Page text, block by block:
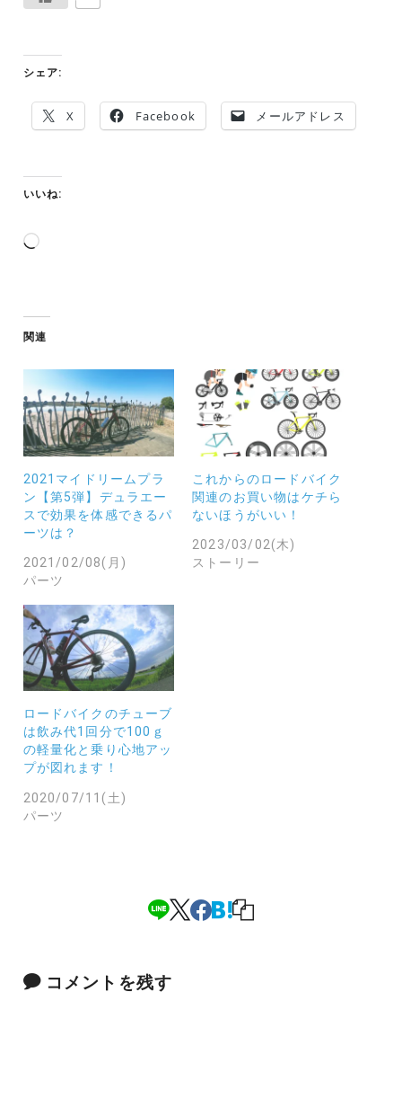
シェア:
X Facebook メールアドレス
いいね:
読
中…
関連
2021マイドリームプラ
ン【第5弾】デュラエー
スで効果を体感できるパ
ーツは？
2021/02/08(月)
パーツ
これからのロードバイク
関連のお買い物はケチら
ないほうがいい！
2023/03/02(木)
ストーリー
ロードバイクのチューブ
は飲み代1回分で100ｇ
の軽量化と乗り心地アッ
プが図れます！
2020/07/11(土)
パーツ
コメントを残す